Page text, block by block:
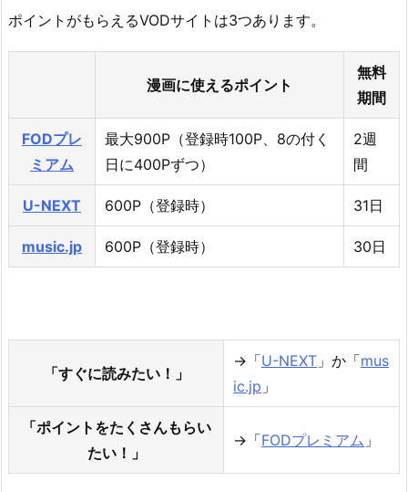
ポイントがもらえるVODサイトは3つあります。
漫画に使えるポイント
無料
期間
FODプレ
ミアム
最大900P（登録時100P、8の付く
日に400Pずつ）
2週
間
U-NEXT 600P（登録時） 31日
music.jp 600P（登録時） 30日
「すぐに読みたい！」
→「U-NEXT 」か「mus
ic.jp 」
「ポイントをたくさんもらい
たい！」
→「FODプレミアム 」